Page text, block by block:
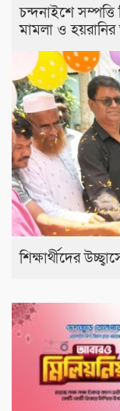
চন্দনাইশে
মামলা ও
শিক্ষার্থীদের